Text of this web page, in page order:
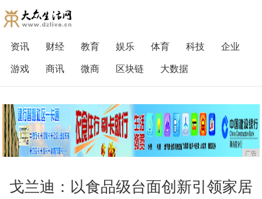
资讯 财经 教育 娱乐 体育 科技
企业
游戏
商讯 微商 区块链 大数据
广告
戈兰迪：以食品级台面创新引领家居